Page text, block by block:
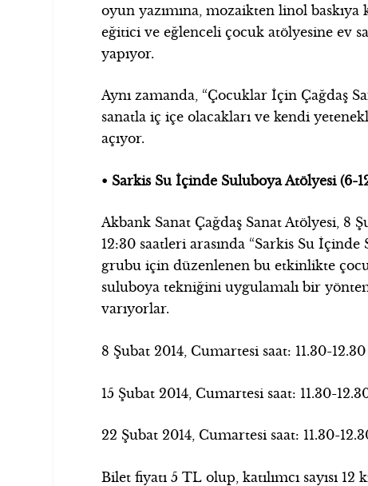
oyun yazımına, mozaikten linol baskıya
eğitici ve eğlenceli çocuk atölyesine ev
yapıyor.
Aynı zamanda, “Çocuklar İçin Çağdaş
sanatla iç içe olacakları ve kendi
açıyor.
• Sarkis Su İçinde Suluboya Atölyesi (6-
Akbank Sanat Çağdaş Sanat Atölyesi, 8
12:30 saatleri arasında “Sarkis Su
grubu için düzenlenen bu etkinlikte
suluboya tekniğini uygulamalı bir
varıyorlar.
8 Şubat 2014, Cumartesi saat: 11.30-12.30
15 Şubat 2014, Cumartesi saat: 11.30-
22 Şubat 2014, Cumartesi saat: 11.30-
Bilet fiyatı 5 TL olup, katılımcı sayısı 12